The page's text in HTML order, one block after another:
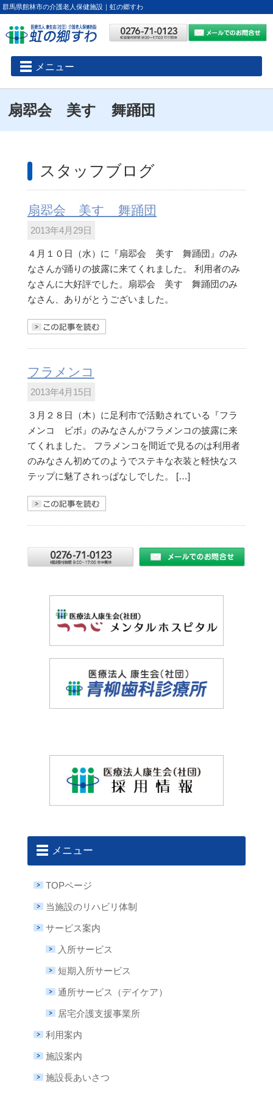
群馬県館林市の介護老人保健施設｜虹の郷すわ
メニュー
扇翆会 美すゞ舞踊団
スタッフブログ
扇翆会 美すゞ舞踊団
2013年4月29日
４月１０日（水）に『扇翆会 美すゞ舞踊団』のみ
なさんが踊りの披露に来てくれました。 利用者のみ
なさんに大好評でした。扇翆会 美すゞ舞踊団のみ
なさん、ありがとうございました。
フラメンコ
2013年4月15日
３月２８日（木）に足利市で活動されている『フラ
メンコ ビボ』のみなさんがフラメンコの披露に来
てくれました。 フラメンコを間近で見るのは利用者
のみなさん初めてのようでステキな衣装と軽快なス
テップに魅了されっぱなしでした。 […]
メニュー
TOPページ
当施設のリハビリ体制
サービス案内
入所サービス
短期入所サービス
通所サービス（デイケア）
居宅介護支援事業所
利用案内
施設案内
施設長あいさつ